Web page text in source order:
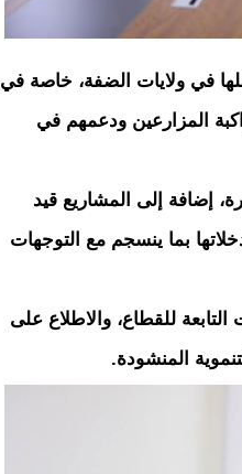
في ولايات الضفة، خاصة في
المزارعين ودعمهم في
إضافة إلى المشاريع قيد
بما ينسجم مع التوجهات
للقطاع، والاطلاع على
المنشودة.